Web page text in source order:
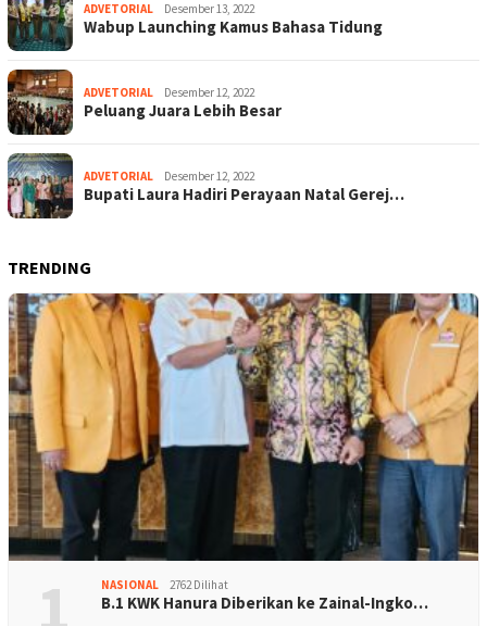
ADVETORIAL Desember 13, 2022
Wabup Launching Kamus Bahasa Tidung
ADVETORIAL Desember 12, 2022
Peluang Juara Lebih Besar
ADVETORIAL Desember 12, 2022
Bupati Laura Hadiri Perayaan Natal Gerej…
TRENDING
1 NASIONAL 2762 Dilihat
B.1 KWK Hanura Diberikan ke Zainal-Ingko…